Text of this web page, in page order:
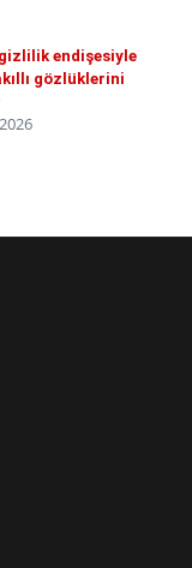
endişesiyle
gözlüklerini